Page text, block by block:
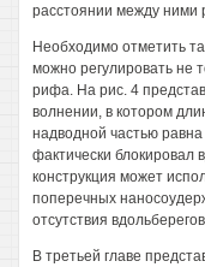
расстоянии между ними
Необходимо отметить
можно регулировать не
рифа. На рис. 4
волнении, в котором
надводной частью
фактически блокировал
конструкция может
поперечных
отсутствия
В третьей главе